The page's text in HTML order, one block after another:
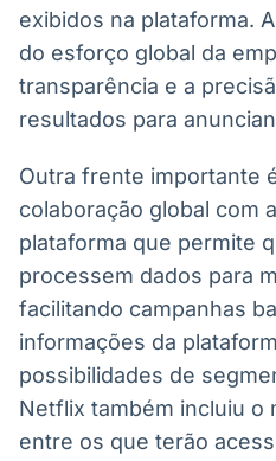
exibidos na plataforma.
do esforço global da
transparência e a
resultados para
Outra frente importante
colaboração global com
plataforma que permite
processem dados para
facilitando campanhas
informações da
possibilidades de
Netflix também incluiu o
entre os que terão